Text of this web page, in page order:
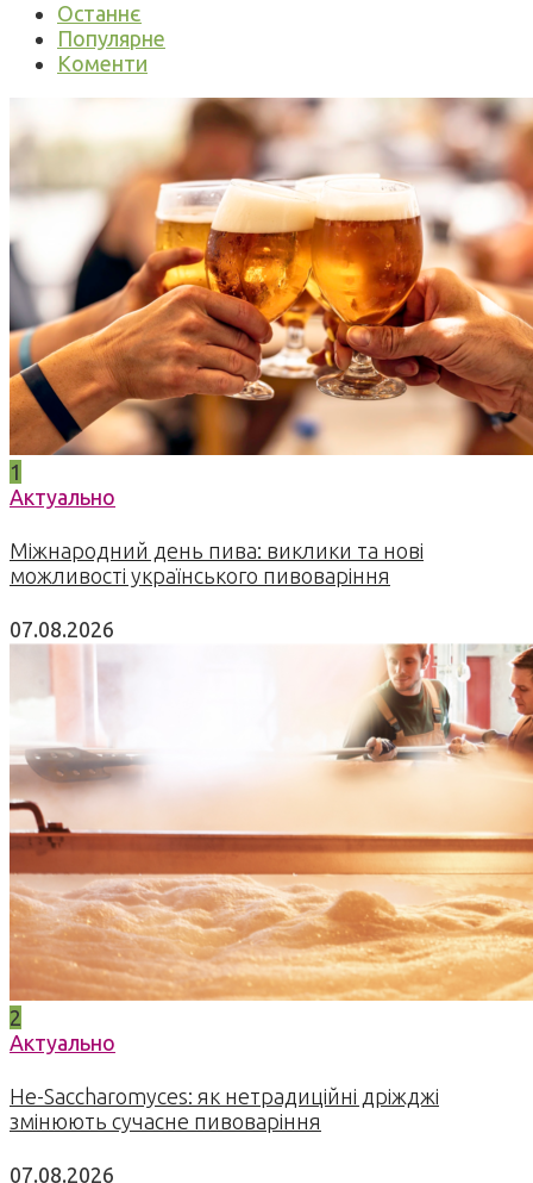
Останнє
Популярне
Коменти
1
Актуально
Міжнародний день пива: виклики та нові
можливості українського пивоваріння
07.08.2026
2
Актуально
Не-Saccharomyces: як нетрадиційні дріжджі
змінюють сучасне пивоваріння
07.08.2026